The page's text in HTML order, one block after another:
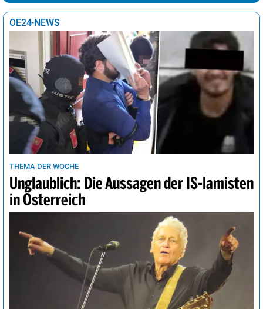
OE24-NEWS
THEMA DER WOCHE
Unglaublich: Die Aussagen der IS-lamisten
in Österreich